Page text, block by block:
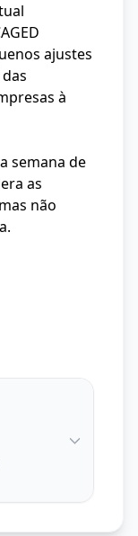
ajustes
à
semana de
as
não